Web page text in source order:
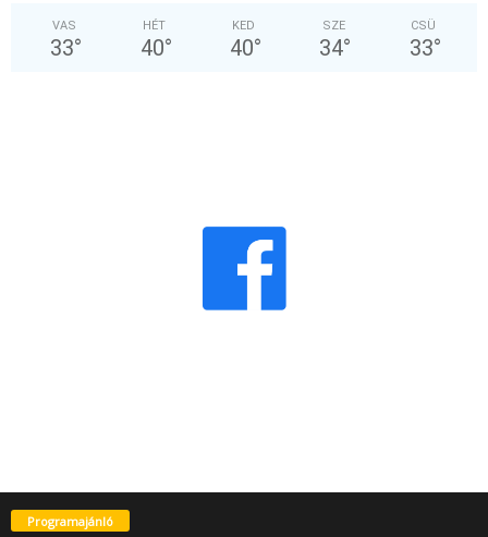
VAS
33°
HÉT
40°
KED
40°
SZE
34°
CSÜ
33°
Programajánló